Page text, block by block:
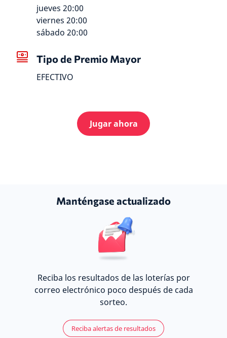
jueves 20:00
viernes 20:00
sábado 20:00
Tipo de Premio Mayor
EFECTIVO
Jugar ahora
Manténgase actualizado
Reciba los resultados de las loterías por
correo electrónico poco después de cada
sorteo.
Reciba alertas de resultados